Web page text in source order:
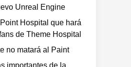
Unreal Engine
Hospital que hará
de Theme Hospital
no matará al Paint
importantes de la